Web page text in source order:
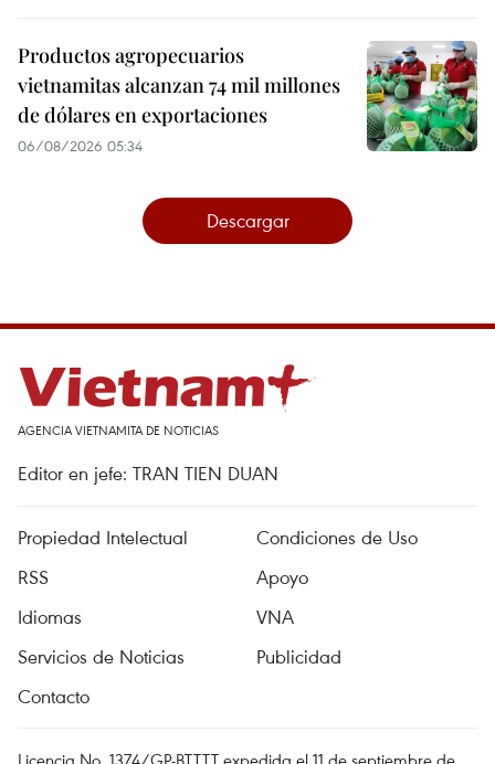
Productos agropecuarios
vietnamitas alcanzan 74 mil millones
de dólares en exportaciones
06/08/2026 05:34
Descargar
AGENCIA VIETNAMITA DE NOTICIAS
Editor en jefe: TRAN TIEN DUAN
Propiedad Intelectual
Condiciones de Uso
RSS
Apoyo
Idiomas
VNA
Servicios de Noticias
Publicidad
Contacto
Licencia No. 1374/GP-BTTTT expedida el 11 de septiembre de